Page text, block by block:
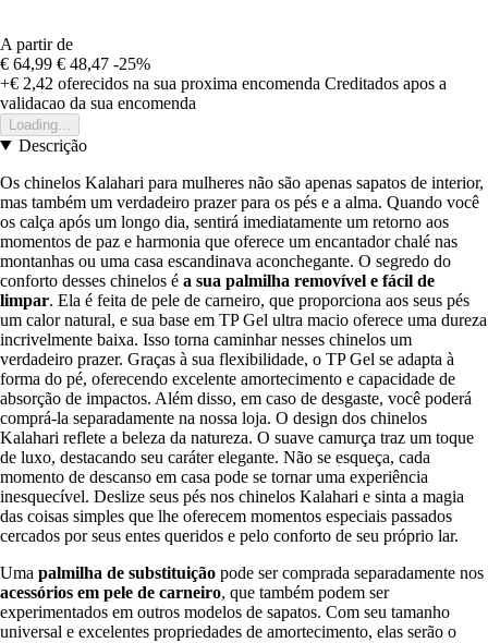
A partir de
€ 64,99 € 48,47 -25%
+€ 2,42 oferecidos na sua proxima encomenda Creditados apos a
validacao da sua encomenda
Loading...
Descrição
Os chinelos Kalahari para mulheres não são apenas sapatos de interior,
mas também um verdadeiro prazer para os pés e a alma. Quando você
os calça após um longo dia, sentirá imediatamente um retorno aos
momentos de paz e harmonia que oferece um encantador chalé nas
montanhas ou uma casa escandinava aconchegante. O segredo do
conforto desses chinelos é a sua palmilha removível e fácil de
limpar. Ela é feita de pele de carneiro, que proporciona aos seus pés
um calor natural, e sua base em TP Gel ultra macio oferece uma dureza
incrivelmente baixa. Isso torna caminhar nesses chinelos um
verdadeiro prazer. Graças à sua flexibilidade, o TP Gel se adapta à
forma do pé, oferecendo excelente amortecimento e capacidade de
absorção de impactos. Além disso, em caso de desgaste, você poderá
comprá-la separadamente na nossa loja. O design dos chinelos
Kalahari reflete a beleza da natureza. O suave camurça traz um toque
de luxo, destacando seu caráter elegante. Não se esqueça, cada
momento de descanso em casa pode se tornar uma experiência
inesquecível. Deslize seus pés nos chinelos Kalahari e sinta a magia
das coisas simples que lhe oferecem momentos especiais passados
cercados por seus entes queridos e pelo conforto de seu próprio lar.
Uma palmilha de substituição pode ser comprada separadamente nos
acessórios em pele de carneiro, que também podem ser
experimentados em outros modelos de sapatos. Com seu tamanho
universal e excelentes propriedades de amortecimento, elas serão o